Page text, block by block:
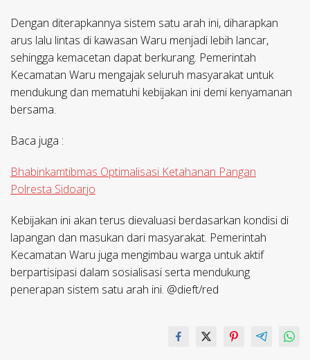
Dengan diterapkannya sistem satu arah ini, diharapkan
arus lalu lintas di kawasan Waru menjadi lebih lancar,
sehingga kemacetan dapat berkurang. Pemerintah
Kecamatan Waru mengajak seluruh masyarakat untuk
mendukung dan mematuhi kebijakan ini demi kenyamanan
bersama.
Baca juga :
Bhabinkamtibmas Optimalisasi Ketahanan Pangan
Polresta Sidoarjo
Kebijakan ini akan terus dievaluasi berdasarkan kondisi di
lapangan dan masukan dari masyarakat. Pemerintah
Kecamatan Waru juga mengimbau warga untuk aktif
berpartisipasi dalam sosialisasi serta mendukung
penerapan sistem satu arah ini. @dieft/red